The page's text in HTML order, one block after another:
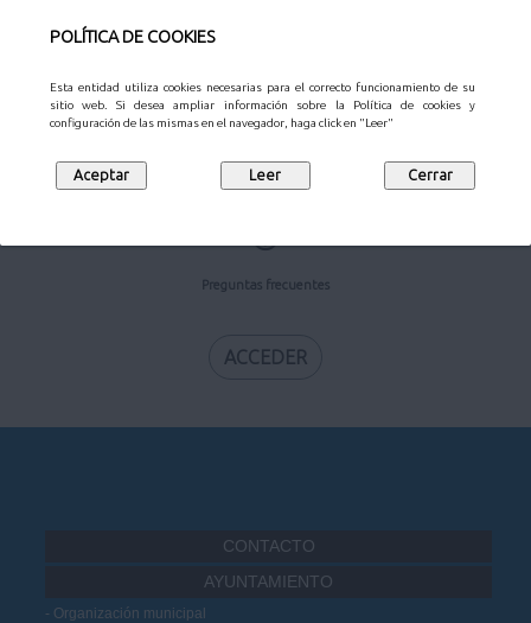
POLÍTICA DE COOKIES
Esta entidad utiliza cookies necesarias para el correcto funcionamiento de su
sitio web. Si desea ampliar información sobre la Política de cookies y
configuración de las mismas en el navegador, haga click en "Leer"
Calendario Laboral
ACCEDER
Preguntas frecuentes
ACCEDER
CONTACTO
AYUNTAMIENTO
Organización municipal